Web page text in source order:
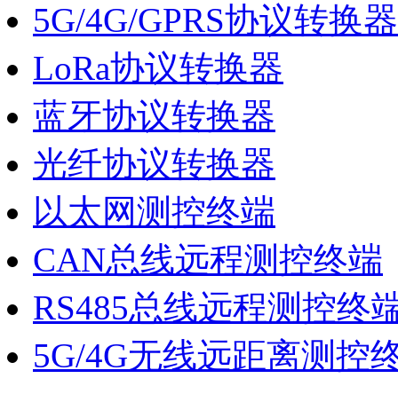
5G/4G/GPRS协议转换器
LoRa协议转换器
蓝牙协议转换器
光纤协议转换器
以太网测控终端
CAN总线远程测控终端
RS485总线远程测控终
5G/4G无线远距离测控